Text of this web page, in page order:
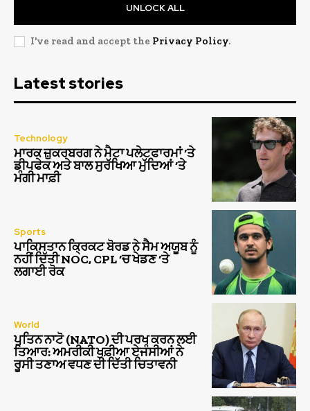
UNLOCK ALL
I've read and accept the Privacy Policy.
Latest stories
Technology
ਮਾਰਕ ਜ਼ੁਕਰਬਰਗ ਨੇ ਮੈਟਾ ਪਲੇਟਫਾਰਮਾਂ ‘ਤੇ
ਡੀਪਫੇਕ ਅਤੇ ਬਾਲ ਸੁਰੱਖਿਆ ਮੁੱਦਿਆਂ ‘ਤੇ
ਮੰਗੀ ਮਾਫ਼ੀ
Sports
ਪਾਕਿਸਤਾਨ ਕ੍ਰਿਕਟ ਬੋਰਡ ਨੇ ਸੈਮ ਅਯੂਬ ਨੂੰ
ਨਹੀਂ ਦਿੱਤੀ NOC, CPL ‘ਚ ਖੇਡਣ ‘ਤੇ
ਲਗਾਈ ਰੋਕ
World
ਪੁਤਿਨ ਨਾਟੋ (NATO) ਦੀ ਪਰਖ ਕਰਨ ਲਈ
ਤਿਆਰ: ਅਮਰੀਕੀ ਖੁਫ਼ੀਆ ਏਜੰਸੀਆਂ ਨੇ
ਰੂਸੀ ਤਣਾਅ ਵਧਣ ਦੀ ਦਿੱਤੀ ਚਿਤਾਵਨੀ